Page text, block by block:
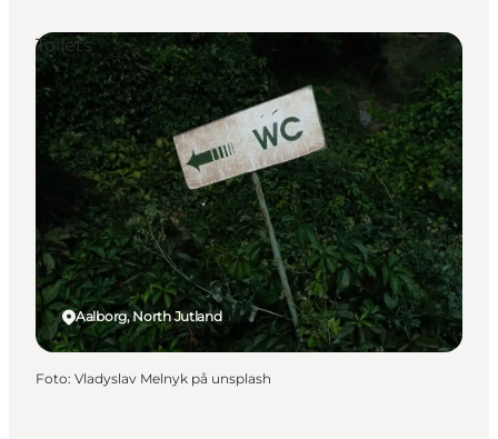
Aalborg, North Jutland
Toilets
Foto: Vladyslav Melnyk på unsplash